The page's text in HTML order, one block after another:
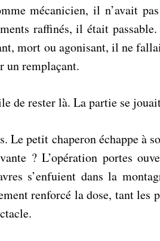
mécanicien, il n’avait
raffinés, il était
mort ou agonisant, il ne
un remplaçant.
de rester là. La partie se
Le petit chaperon échappe à
? L’opération portes
s’enfuient dans la
renforcé la dose, tant les